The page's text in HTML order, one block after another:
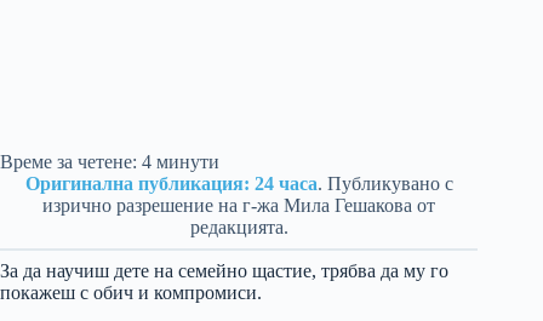
Време за четене: 4 минути
Оригинална публикация: 24 часа. Публикувано с
изрично разрешение на г-жа Мила Гешакова от
редакцията.
За да научиш дете на семейно щастие, трябва да му го
покажеш с обич и компромиси.